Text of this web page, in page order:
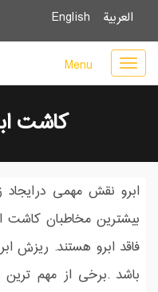
العربية
Menu
کاشت
ابرو نقش مهمی درایجاد
بیشترین مخاطبان کاشت
فاقد ابرو هستند. ریزش
باشد .برخی از مهم ترین